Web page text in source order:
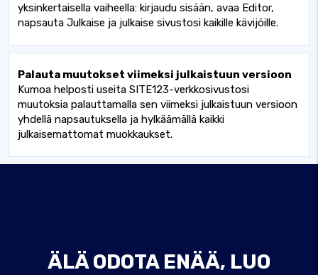
yksinkertaisella vaiheella: kirjaudu sisään, avaa Editor,
napsauta Julkaise ja julkaise sivustosi kaikille kävijöille.
Palauta muutokset viimeksi julkaistuun versioon
Kumoa helposti useita SITE123-verkkosivustosi
muutoksia palauttamalla sen viimeksi julkaistuun versioon
yhdellä napsautuksella ja hylkäämällä kaikki
julkaisemattomat muokkaukset.
ÄLÄ ODOTA ENÄÄ, LUO